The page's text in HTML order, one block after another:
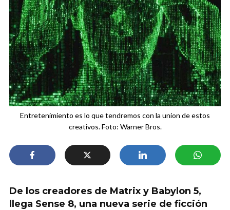
Entretenimiento es lo que tendremos con la union de estos
creativos. Foto: Warner Bros.
De los creadores de Matrix y Babylon 5,
llega Sense 8, una nueva serie de ficción